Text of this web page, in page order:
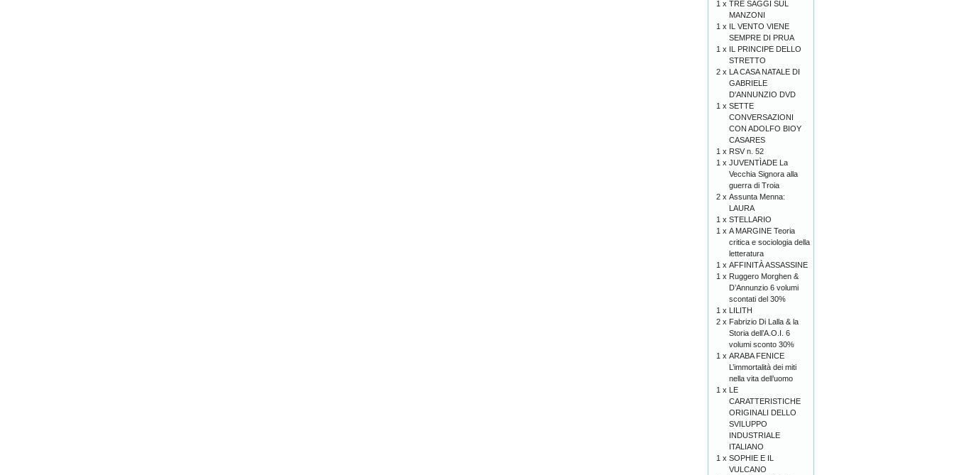
1 x TRE SAGGI SUL
MANZONI
1 x IL VENTO VIENE
SEMPRE DI PRUA
1 x IL PRINCIPE DELLO
STRETTO
2 x LA CASA NATALE DI
GABRIELE
D'ANNUNZIO DVD
1 x SETTE
CONVERSAZIONI
CON ADOLFO BIOY
CASARES
1 x RSV n. 52
1 x JUVENTÌADE La
Vecchia Signora alla
guerra di Troia
2 x Assunta Menna:
LAURA
1 x STELLARIO
1 x A MARGINE Teoria
critica e sociologia della
letteratura
1 x AFFINITÀ ASSASSINE
1 x Ruggero Morghen &
D’Annunzio 6 volumi
scontati del 30%
1 x LILITH
2 x Fabrizio Di Lalla & la
Storia dell’A.O.I. 6
volumi sconto 30%
1 x ARABA FENICE
L’immortalità dei miti
nella vita dell’uomo
1 x LE
CARATTERISTICHE
ORIGINALI DELLO
SVILUPPO
INDUSTRIALE
ITALIANO
1 x SOPHIE E IL
VULCANO